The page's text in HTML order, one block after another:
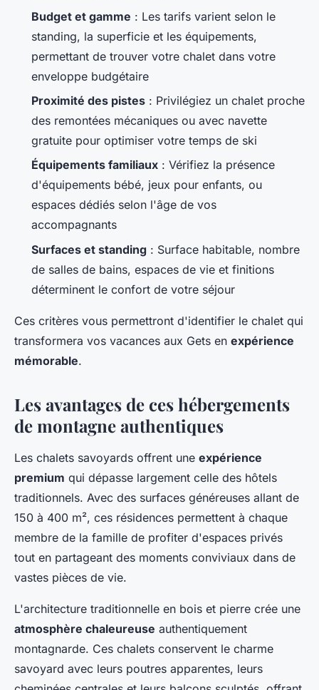
Budget et gamme : Les tarifs varient selon le
standing, la superficie et les équipements,
permettant de trouver votre chalet dans votre
enveloppe budgétaire
Proximité des pistes : Privilégiez un chalet proche
des remontées mécaniques ou avec navette
gratuite pour optimiser votre temps de ski
Équipements familiaux : Vérifiez la présence
d'équipements bébé, jeux pour enfants, ou
espaces dédiés selon l'âge de vos
accompagnants
Surfaces et standing : Surface habitable, nombre
de salles de bains, espaces de vie et finitions
déterminent le confort de votre séjour
Ces critères vous permettront d'identifier le chalet qui
transformera vos vacances aux Gets en expérience
mémorable.
Les avantages de ces hébergements
de montagne authentiques
Les chalets savoyards offrent une expérience
premium qui dépasse largement celle des hôtels
traditionnels. Avec des surfaces généreuses allant de
150 à 400 m², ces résidences permettent à chaque
membre de la famille de profiter d'espaces privés
tout en partageant des moments conviviaux dans de
vastes pièces de vie.
L'architecture traditionnelle en bois et pierre crée une
atmosphère chaleureuse authentiquement
montagnarde. Ces chalets conservent le charme
savoyard avec leurs poutres apparentes, leurs